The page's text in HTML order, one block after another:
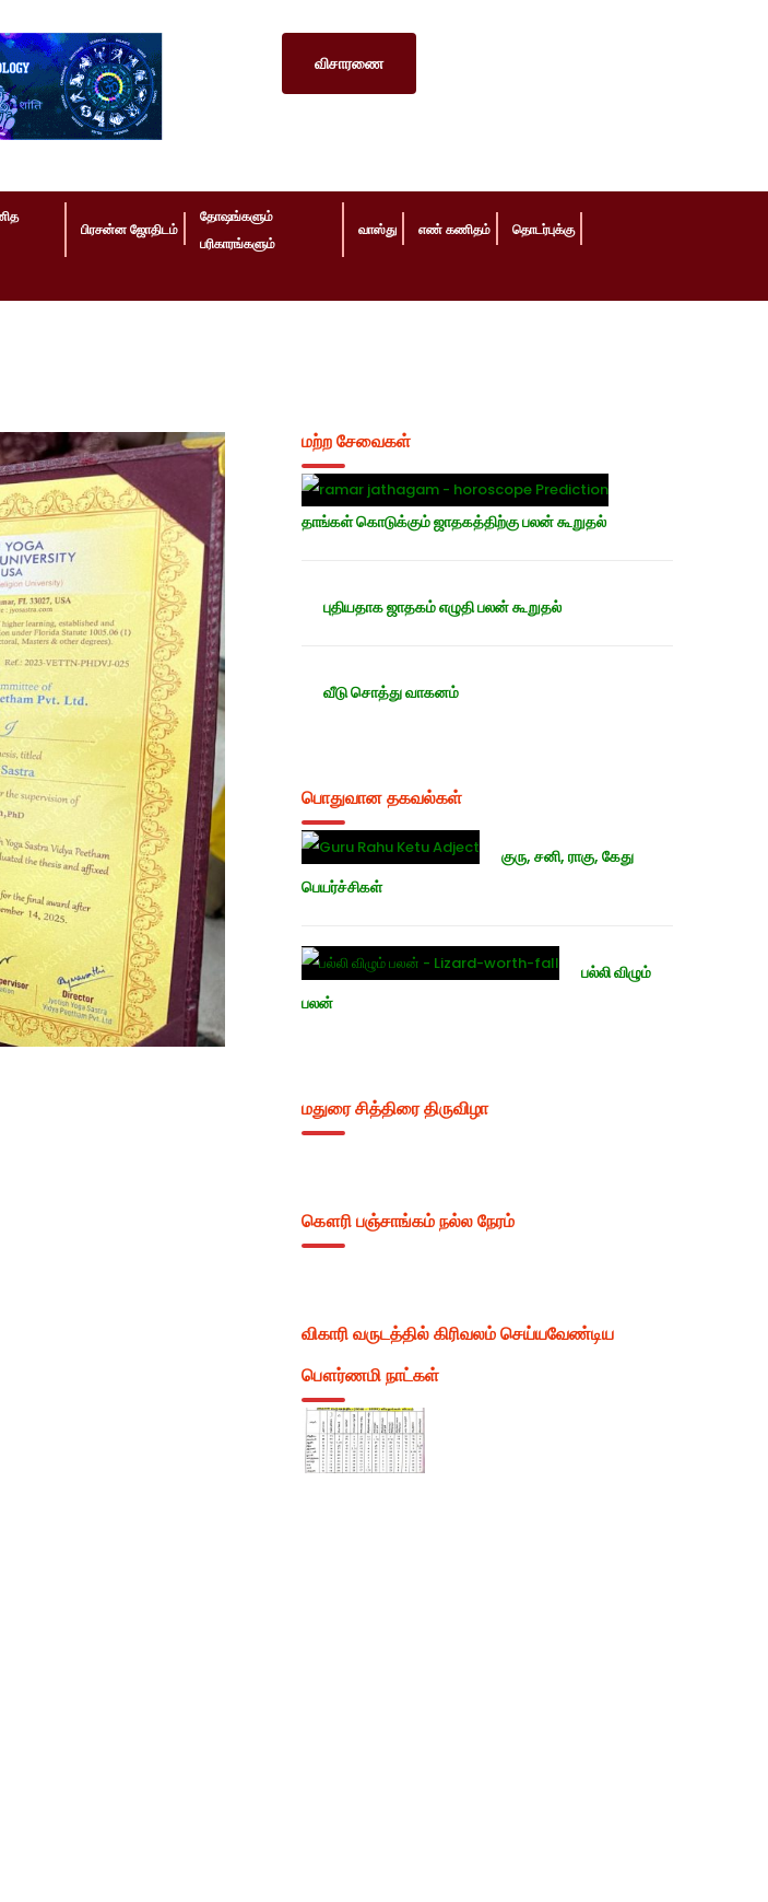
விசாரணை
பிரசன்ன ஜோதிடம்
தோஷங்களும்
பரிகாரங்களும்
வாஸ்து எண் கணிதம் தொடர்புக்கு
மற்ற சேவைகள்
தாங்கள் கொடுக்கும் ஜாதகத்திற்கு பலன் கூறுதல்
புதியதாக ஜாதகம் எழுதி பலன் கூறுதல்
வீடு சொத்து வாகனம்
பொதுவான தகவல்கள்
குரு, சனி, ராகு, கேது
பெயர்ச்சிகள்
பல்லி விழும்
பலன்
மதுரை சித்திரை திருவிழா
கௌரி பஞ்சாங்கம் நல்ல நேரம்
விகாரி வருடத்தில் கிரிவலம் செய்யவேண்டிய
பௌர்ணமி நாட்கள்